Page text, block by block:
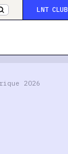
LNT CLUB
2026